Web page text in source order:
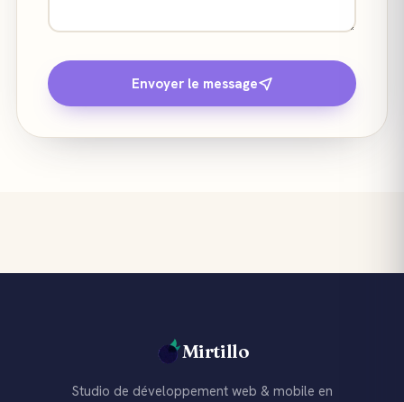
Envoyer le message
Mirtillo
Studio de développement web & mobile en